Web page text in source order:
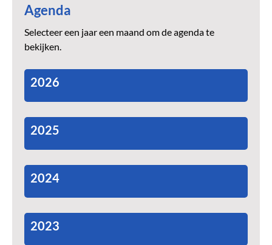
Agenda
Selecteer een jaar een maand om de agenda te
bekijken.
2026
2025
2024
2023